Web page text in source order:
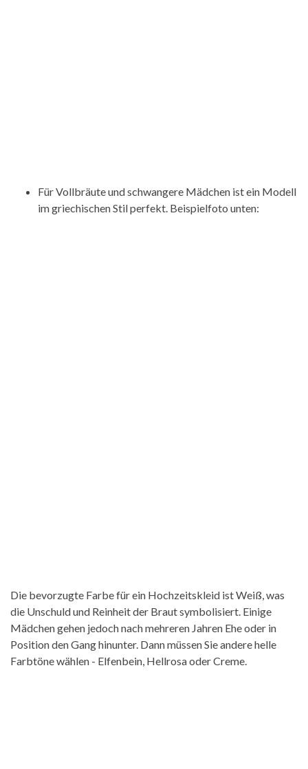
Für Vollbräute und schwangere Mädchen ist ein Modell
im griechischen Stil perfekt. Beispielfoto unten:
Die bevorzugte Farbe für ein Hochzeitskleid ist Weiß, was
die Unschuld und Reinheit der Braut symbolisiert. Einige
Mädchen gehen jedoch nach mehreren Jahren Ehe oder in
Position den Gang hinunter. Dann müssen Sie andere helle
Farbtöne wählen - Elfenbein, Hellrosa oder Creme.